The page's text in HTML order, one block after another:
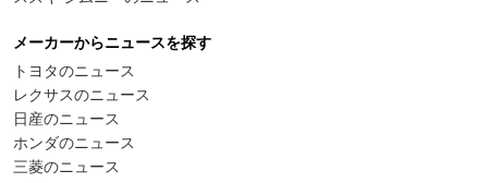
メーカーからニュースを探す
トヨタのニュース
レクサスのニュース
日産のニュース
ホンダのニュース
三菱のニュース